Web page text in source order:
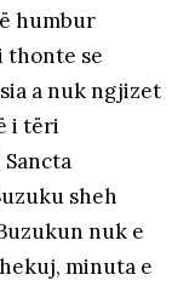
humbur
thonte se
a nuk ngjizet
i tëri
sheh
nuk e
minuta e